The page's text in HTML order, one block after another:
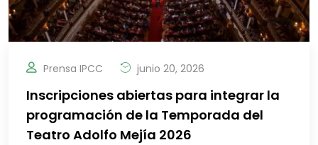
Prensa IPCC junio 20, 2026
Inscripciones abiertas para integrar la
programación de la Temporada del
Teatro Adolfo Mejía 2026